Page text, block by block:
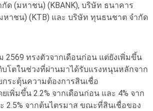
ด (มหาชน) (KBANK), บริษัท ธนาคาร
หาชน) (KTB) และ บริษัท ทุนธนชาต จำกัด
ทรงตัวจากเดือนก่อน แต่ยังเพิ่มขึ้น
บโตในช่วงที่ผ่านมาได้รับแรงหนุนหลักจาก
ระตุ้นความต้องการสินเชื่อ
เพิ่มขึ้น 2.2% จากเดือนก่อน และ 4% จาก
2.5% จากต้นไตรมาส ขณะที่สินเชื่อของ